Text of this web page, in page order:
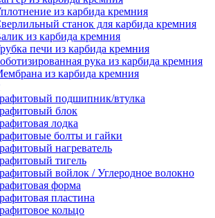
из карбида кремния
станок для карбида кремния
из карбида кремния
печи из карбида кремния
рука из карбида кремния
из карбида кремния
подшипник/втулка
блок
лодка
болты и гайки
нагреватель
тигель
войлок / Углеродное волокно
форма
пластина
кольцо